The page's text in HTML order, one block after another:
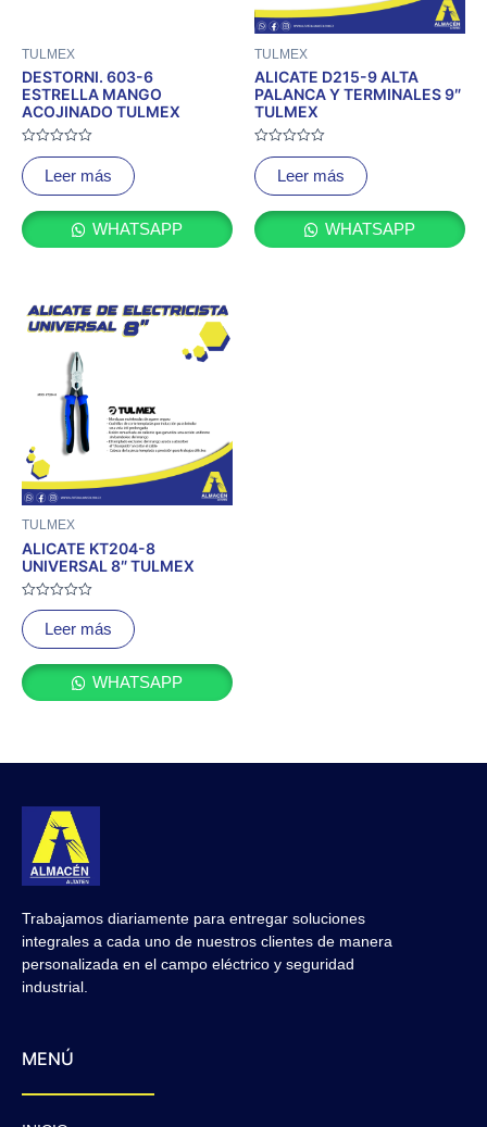
TULMEX
DESTORNI. 603-6
ESTRELLA MANGO
ACOJINADO TULMEX
Valorado
con
0
de
Leer más
WHATSAPP
TULMEX
ALICATE D215-9 ALTA
PALANCA Y TERMINALES 9″
TULMEX
Valorado
con
0
de
Leer más
WHATSAPP
TULMEX
ALICATE KT204-8
UNIVERSAL 8″ TULMEX
Valorado
con
0
de
Leer más
WHATSAPP
Trabajamos diariamente para entregar soluciones
integrales a cada uno de nuestros clientes de manera
personalizada en el campo eléctrico y seguridad
industrial.
MENÚ